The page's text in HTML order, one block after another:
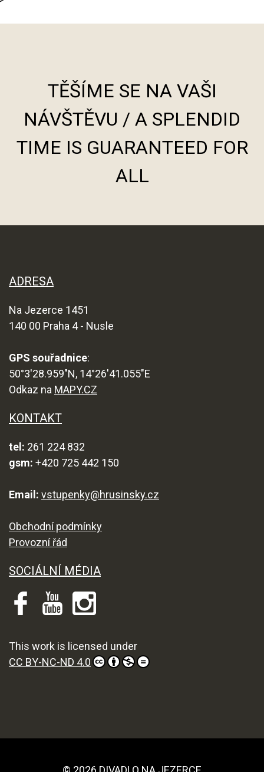
TĚŠÍME SE NA VAŠI
NÁVŠTĚVU / A SPLENDID
TIME IS GUARANTEED FOR
ALL
ADRESA
Na Jezerce 1451
140 00 Praha 4 - Nusle
GPS souřadnice:
50°3'28.959"N, 14°26'41.055"E
Odkaz na MAPY.CZ
KONTAKT
tel: 261 224 832
gsm: +420 725 442 150
Email: vstupenky@hrusinsky.cz
Obchodní podmínky
Provozní řád
SOCIÁLNÍ MÉDIA
This work is licensed under
CC BY-NC-ND 4.0